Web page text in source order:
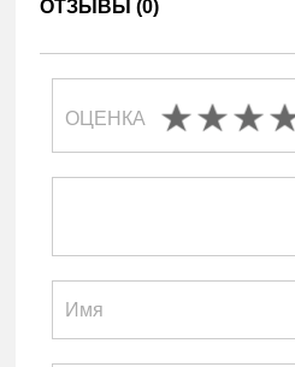
ОТЗЫВЫ (0)
ОЦЕНКА